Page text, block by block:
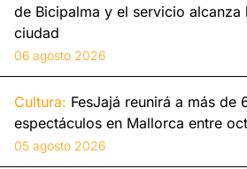
de Bicipalma y el servicio alcanza
ciudad
06 agosto 2026
Cultura: FesJajá reunirá a más de
espectáculos en Mallorca entre
05 agosto 2026